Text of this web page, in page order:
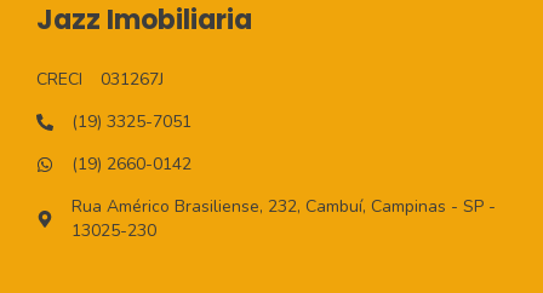
Jazz Imobiliaria
CRECI
031267J
(19) 3325-7051
(19) 2660-0142
Rua Américo Brasiliense, 232, Cambuí, Campinas - SP -
13025-230